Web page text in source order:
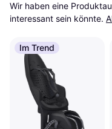
Wir haben eine
interessant sein könnte.
Im Trend